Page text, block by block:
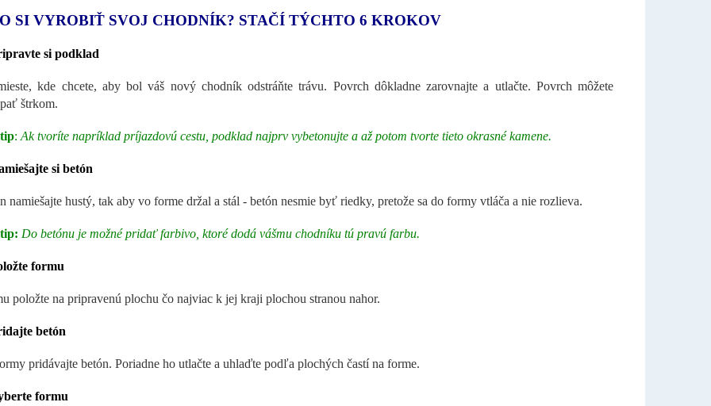
SI VYROBIŤ SVOJ CHODNÍK? STAČÍ TÝCHTO 6 KROKOV
si podklad
kde chcete, aby bol váš nový chodník odstráňte trávu. Povrch dôkladne zarovnajte a utlačte. Povrch môžete
štrkom.
: Ak tvoríte napríklad príjazdovú cestu, podklad najprv vybetonujte a až potom tvorte tieto okrasné kamene.
si betón
namiešajte hustý, tak aby vo forme držal a stál - betón nesmie byť riedky, pretože sa do formy vtláča a nie rozlieva.
Do betónu je možné pridať farbivo, ktoré dodá vášmu chodníku tú pravú farbu.
formu
položte na pripravenú plochu čo najviac k jej kraji plochou stranou nahor.
betón
pridávajte betón. Poriadne ho utlačte a uhlaďte podľa plochých častí na forme.
formu